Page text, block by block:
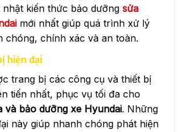
kiến thức bảo dưỡng sửa
mới nhất giúp quá trình xử lý
chóng, chính xác và an toàn.
hiện đại
trang bị các công cụ và thiết bị
tiến nhất, phục vụ tối đa cho
và bảo dưỡng xe Hyundai. Những
này giúp nhanh chóng phát hiện